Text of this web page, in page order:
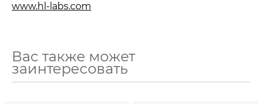
www.hl-labs.com
Вас также может
заинтересовать